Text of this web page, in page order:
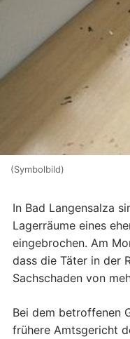
(Symbolbild)
In Bad Langensalza
Lagerräume eines
eingebrochen. Am
dass die Täter in der
Sachschaden von
Bei dem betroffenen
frühere Amtsgericht